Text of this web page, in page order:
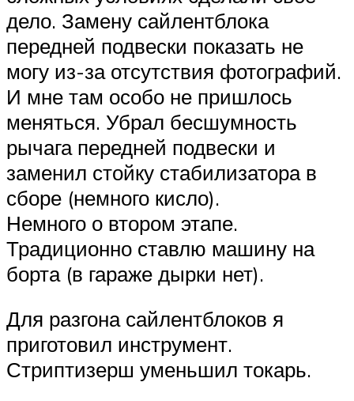
дело. Замену сайлентблока
передней подвески показать не
могу из-за отсутствия фотографий.
И мне там особо не пришлось
меняться. Убрал бесшумность
рычага передней подвески и
заменил стойку стабилизатора в
сборе (немного кисло).
Немного о втором этапе.
Традиционно ставлю машину на
борта (в гараже дырки нет).
Для разгона сайлентблоков я
приготовил инструмент.
Стриптизерш уменьшил токарь.